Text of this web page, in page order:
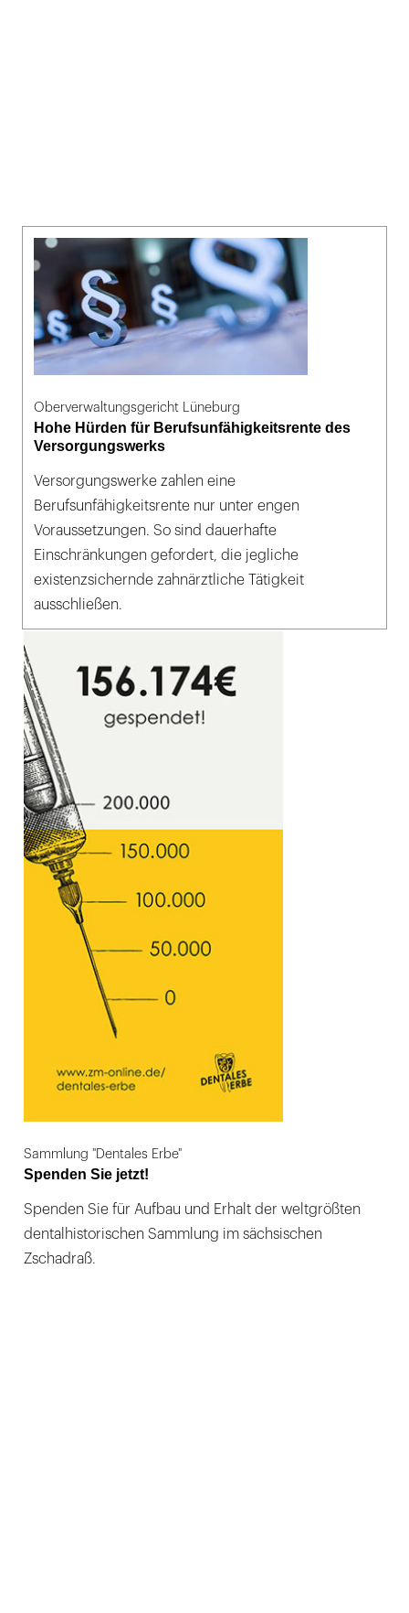
Oberverwaltungsgericht Lüneburg
Hohe Hürden für Berufsunfähigkeitsrente des
Versorgungswerks
Versorgungswerke zahlen eine
Berufsunfähigkeitsrente nur unter engen
Voraussetzungen. So sind dauerhafte
Einschränkungen gefordert, die jegliche
existenzsichernde zahnärztliche Tätigkeit
ausschließen.
Sammlung "Dentales Erbe"
Spenden Sie jetzt!
Spenden Sie für Aufbau und Erhalt der weltgrößten
dentalhistorischen Sammlung im sächsischen
Zschadraß.